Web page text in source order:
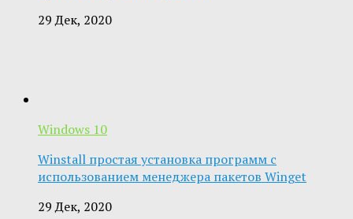
29 Дек, 2020
Windows 10
Winstall простая установка программ с
использованием менеджера пакетов Winget
29 Дек, 2020